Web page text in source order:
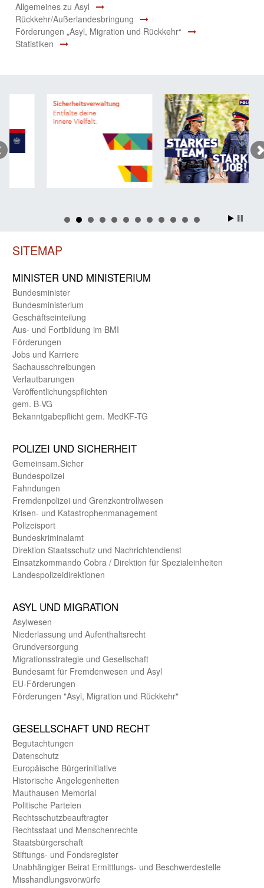
Allgemeines zu Asyl
Rückkehr/Außerlandesbringung
Förderungen „Asyl, Migration und Rückkehr“
Statistiken
SITEMAP
MINISTER UND MINIST­ERIUM
Bundes­minister
Bundes­ministerium
Geschäfts­einteilung
Aus- und Fortbildung im BMI
Förderungen
Jobs und Karriere
Sachaus­schreibungen
Verlautbarungen
Veröffentlichungspflichten
gem. B-VG
Bekanntgabepflicht gem. MedKF-TG
POLIZEI UND SICHER­HEIT
Gemein­sam.Sicher
Bundes­polizei
Fahndungen
Fremdenpolizei und Grenzkontrollwesen
Krisen- und Katastrophen­management
Polizeisport
Bundes­kriminal­amt
Direktion Staats­schutz und Nach­richten­dienst
Einsatz­kommando Cobra / Direktion für Spezialeinheiten
Landes­polizei­direk­tionen
ASYL UND MIGRA­TION
Asyl­wesen
Nieder­lassung und Aufent­halts­recht
Grund­versorgung
Migrations­strategie und Gesell­schaft
Bundes­amt für Fremden­wesen und Asyl
EU-Förde­rungen
Förderungen "Asyl, Migration und Rückkehr"
GE­SELL­SCHAFT UND RECHT
Begut­achtungen
Daten­schutz
Europäische Bürger­initiative
Historische Angelegen­heiten
Mauthausen Memorial
Politische Parteien
Rechts­schutz­beauftragter
Rechts­staat und Menschen­rechte
Staats­bürger­schaft
Stiftungs- und Fonds­register
Unab­hängiger Beirat Ermittlungs- und Beschwerde­stelle
Misshandlungs­vorwürfe